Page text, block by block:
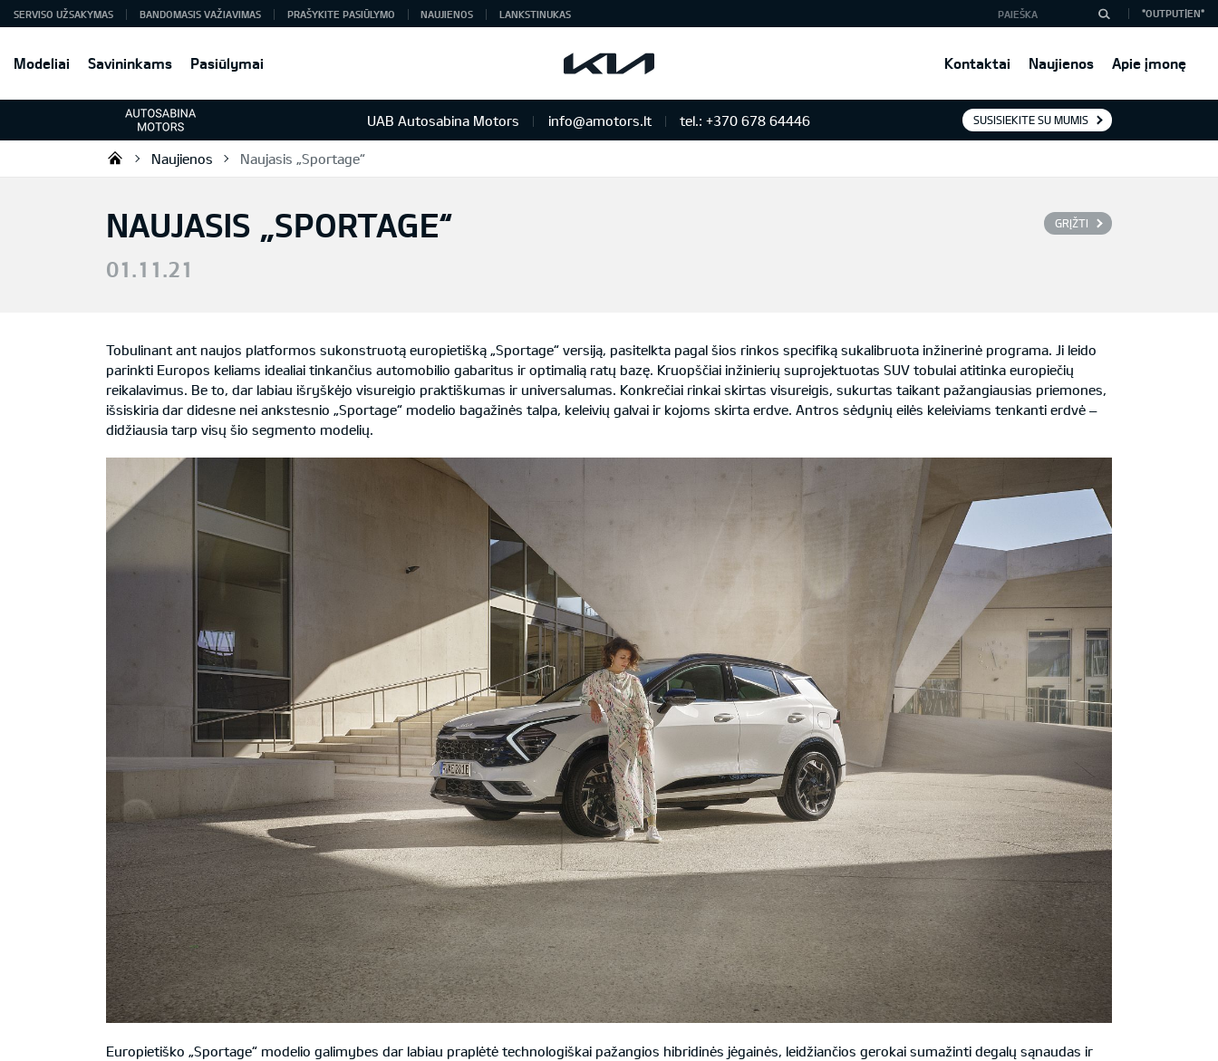
Modeliai Savininkams Pasiūlymai Kontaktai Naujienos Apie įmonę
SERVISO UŽSAKYMAS BANDOMASIS VAŽIAVIMAS PRAŠYKITE PASIŪLYMO NAUJIENOS LANKSTINUKAS *OUTPUT|EN*
UAB Autosabina Motors info@amotors.lt tel.: +370 678 64446 SUSISIEKITE SU MUMIS
KIA automobiliai | KIA modeliai | KIA Auto išskirtiniam žmogui
Naujienos Naujasis „Sportage“
GRĮŽTI
NAUJASIS „SPORTAGE“
01.11.21
Tobulinant ant naujos platformos sukonstruotą europietišką „Sportage“ versiją, pasitelkta pagal šios rinkos specifiką sukalibruota inžinerinė programa. Ji leido
parinkti Europos keliams idealiai tinkančius automobilio gabaritus ir optimalią ratų bazę. Kruopščiai inžinierių suprojektuotas SUV tobulai atitinka europiečių
reikalavimus. Be to, dar labiau išryškėjo visureigio praktiškumas ir universalumas. Konkrečiai rinkai skirtas visureigis, sukurtas taikant pažangiausias priemones,
išsiskiria dar didesne nei ankstesnio „Sportage“ modelio bagažinės talpa, keleivių galvai ir kojoms skirta erdve. Antros sėdynių eilės keleiviams tenkanti erdvė –
didžiausia tarp visų šio segmento modelių.
Europietiško „Sportage“ modelio galimybes dar labiau praplėtė technologiškai pažangios hibridinės jėgainės, leidžiančios gerokai sumažinti degalų sąnaudas ir